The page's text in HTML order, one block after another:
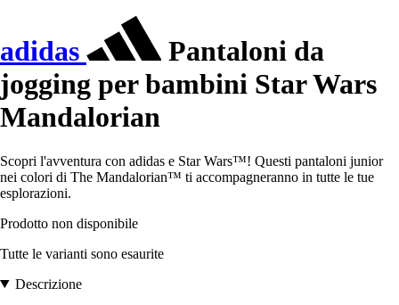
adidas
Pantaloni da
jogging per bambini Star Wars
Mandalorian
Scopri l'avventura con adidas e Star Wars™! Questi pantaloni junior
nei colori di The Mandalorian™ ti accompagneranno in tutte le tue
esplorazioni.
Prodotto non disponibile
Tutte le varianti sono esaurite
Descrizione